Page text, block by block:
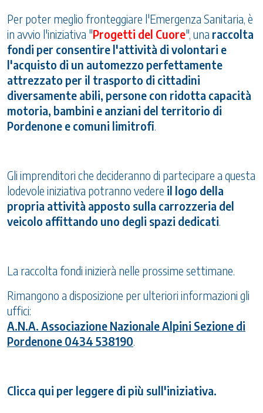
Per poter meglio fronteggiare l'Emergenza Sanitaria, è
in avvio l'iniziativa "Progetti del Cuore", una raccolta
fondi per consentire l'attività di volontari e
l'acquisto di un automezzo perfettamente
attrezzato per il trasporto di cittadini
diversamente abili, persone con ridotta capacità
motoria, bambini e anziani del territorio di
Pordenone e comuni limitrofi.
Gli imprenditori che decideranno di partecipare a questa
lodevole iniziativa potranno vedere il logo della
propria attività apposto sulla carrozzeria del
veicolo affittando uno degli spazi dedicati.
La raccolta fondi inizierà nelle prossime settimane.
Rimangono a disposizione per ulteriori informazioni gli
uffici:
A.N.A. Associazione Nazionale Alpini Sezione di
Pordenone 0434 538190.
Clicca qui per leggere di più sull'iniziativa.